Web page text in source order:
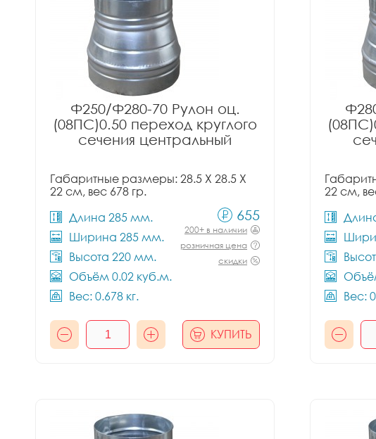
Ф250/Ф280-70 Рулон оц.
(08ПС)0.50 переход круглого
сечения центральный
Габаритные размеры: 28.5 X 28.5 X
22 см, вес 678 гр.
Длина 285 мм.
Ширина 285 мм.
Высота 220 мм.
Объём 0.02 куб.м.
Вес: 0.678 кг.
655
200+ в наличии
розничная цена
скидки
КУПИТЬ
22 см,
Вес: